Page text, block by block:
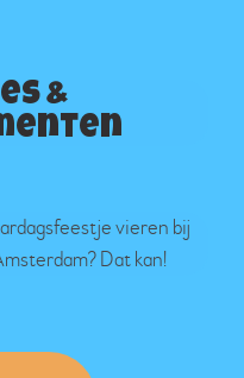
&
vieren bij
Dat kan!